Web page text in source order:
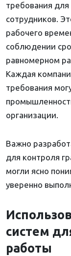
требования
сотрудников.
рабочего
соблюдении
равномерном
Каждая
требования
организации.
Важно
для контроля
могли ясно
уверенно
систем
работы